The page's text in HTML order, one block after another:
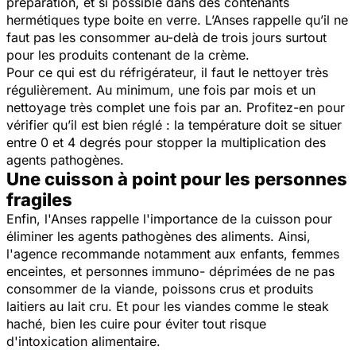
hermétiques type boite en verre. L’Anses rappelle qu’il ne
faut pas les consommer au-delà de trois jours surtout
pour les produits contenant de la crème.
Pour ce qui est du réfrigérateur, il faut le nettoyer très
régulièrement. Au minimum, une fois par mois et un
nettoyage très complet une fois par an. Profitez-en pour
vérifier qu’il est bien réglé : la température doit se situer
entre 0 et 4 degrés pour stopper la multiplication des
agents pathogènes.
Une cuisson à point pour les personnes
fragiles
Enfin, l'Anses rappelle l'importance de la cuisson pour
éliminer les agents pathogènes des aliments. Ainsi,
l'agence recommande notamment aux enfants, femmes
enceintes, et personnes immuno- déprimées de ne pas
consommer de la viande, poissons crus et produits
laitiers au lait cru. Et pour les viandes comme le steak
haché, bien les cuire pour éviter tout risque
d'intoxication alimentaire.